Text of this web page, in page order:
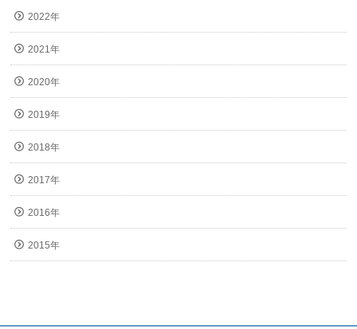
2022年
2021年
2020年
2019年
2018年
2017年
2016年
2015年